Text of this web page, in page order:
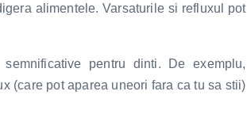
alimentele. Varsaturile si refluxul pot
pentru dinti. De exemplu,
(care pot aparea uneori fara ca tu sa stii)